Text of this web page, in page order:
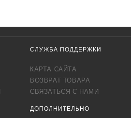
СЛУЖБА ПОДДЕРЖКИ
КАРТА САЙТА
ВОЗВРАТ ТОВАРА
СВЯЗАТЬСЯ С НАМИ
ДОПОЛНИТЕЛЬНО